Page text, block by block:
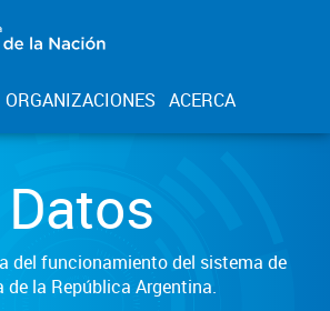
ORGANIZACIONES ACERCA
Datos
del funcionamiento del sistema de
de la República Argentina.